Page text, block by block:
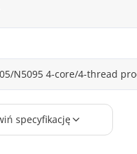
N5095 4-core/4-thread
specyfikację